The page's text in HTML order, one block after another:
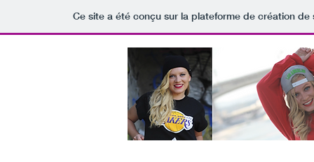
Ce site a été conçu sur la plateforme de création